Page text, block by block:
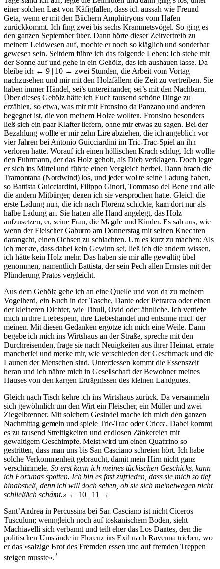
einer solchen Last von Käfigfallen, dass ich aussah wie Freund
Geta, wenn er mit den Büchern Amphitryons vom Hafen
zurückkommt. Ich fing zwei bis sechs Krammetsvögel. So ging es
den ganzen September über. Dann hörte dieser Zeitvertreib zu
meinem Leidwesen auf, mochte er noch so kläglich und sonderbar
gewesen sein. Seitdem führe ich das folgende Leben: Ich stehe mit
der Sonne auf und gehe in ein Gehölz, das ich aushauen lasse. Da
bleibe ich ← 9 | 10 → zwei Stunden, die Arbeit vom Vortag
nachzusehen und mir mit den Holzfällern die Zeit zu vertreiben. Sie
haben immer Händel, sei’s untereinander, sei’s mit den Nachbarn.
Über dieses Gehölz hätte ich Euch tausend schöne Dinge zu
erzählen, so etwa, was mir mit Fronsino da Panzano und anderen
begegnet ist, die von meinem Holze wollten. Fronsino besonders
ließ sich ein paar Klafter liefern, ohne mir etwas zu sagen. Bei der
Bezahlung wollte er mir zehn Lire abziehen, die ich angeblich vor
vier Jahren bei Antonio Guicciardini im Tric-Trac-Spiel an ihn
verloren hatte. Worauf ich einen höllischen Krach schlug. Ich wollte
den Fuhrmann, der das Holz geholt, als Dieb verklagen. Doch legte
er sich ins Mittel und führte einen Vergleich herbei. Dann brach die
Tramontana (Nordwind) los, und jeder wollte seine Ladung haben,
so Battista Guicciardini, Filippo Ginori, Tommaso del Bene und alle
die andern Mitbürger, denen ich sie versprochen hatte. Gleich die
erste Ladung nun, die ich nach Florenz schickte, kam dort nur als
halbe Ladung an. Sie hatten alle Hand angelegt, das Holz
aufzusetzen, er, seine Frau, die Mägde und Kinder. Es sah aus, wie
wenn der Fleischer Gaburro am Donnerstag mit seinen Knechten
darangeht, einen Ochsen zu schlachten. Um es kurz zu machen: Als
ich merkte, dass dabei kein Gewinn sei, ließ ich die andern wissen,
ich hätte kein Holz mehr. Das haben sie mir alle gewaltig übel
genommen, namentlich Battista, der sein Pech allen Ernstes mit der
Plünderung Pratos vergleicht.
Aus dem Gehölz gehe ich an eine Quelle und von da zu meinem
Vogelherd, ein Buch in der Tasche, Dante oder Petrarca oder einen
der kleineren Dichter, wie Tibull, Ovid oder ähnliche. Ich vertiefe
mich in ihre Liebespein, ihre Liebeshändel und entsinne mich der
meinen. Mit diesen Gedanken ergötze ich mich eine Weile. Dann
begebe ich mich ins Wirtshaus an der Straße, spreche mit den
Durchreisenden, frage sie nach Neuigkeiten aus ihrer Heimat, errate
mancherlei und merke mir, wie verschieden der Geschmack und die
Launen der Menschen sind. Unterdessen kommt die Essenszeit
heran und ich nähre mich in Gesellschaft der Bewohner meines
Hauses von den kargen Erträgnissen des kleinen Landgutes.
Gleich nach Tisch kehre ich ins Wirtshaus zurück. Da versammeln
sich gewöhnlich um den Wirt ein Fleischer, ein Müller und zwei
Ziegelbrenner. Mit solchem Gesindel mache ich mich den ganzen
Nachmittag gemein und spiele Tric-Trac oder Cricca. Dabei kommt
es zu tausend Streitigkeiten und endlosen Zänkereien mit
gewaltigem Geschimpfe. Meist wird um einen Quattrino so
gestritten, dass man uns bis San Casciano schreien hört. Ich habe
solche Verkommenheit gebraucht, damit mein Hirn nicht ganz
verschimmele. So erst kann ich meines tückischen Geschicks, kann
ich Fortunas spotten. Ich bin es fast zufrieden, dass sie mich so tief
hinabstieß, denn ich will doch sehen, ob sie sich meinetwegen nicht
schließlich schämt.» ← 10 | 11 →
Sant’Andrea in Percussina bei San Casciano ist nicht Ciceros
Tusculum; wenngleich noch auf toskanischem Boden, sieht
Machiavelli sich verbannt und teilt eher das Los Dantes, den die
politischen Umstände in Florenz ins Exil nach Ravenna trieben, wo
er das «salzige Brot des Fremden essen und auf fremden Treppen
steigen musste».2